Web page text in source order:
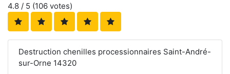
4.8 / 5 (106 votes)
Destruction chenilles processionnaires Saint-André-
sur-Orne 14320